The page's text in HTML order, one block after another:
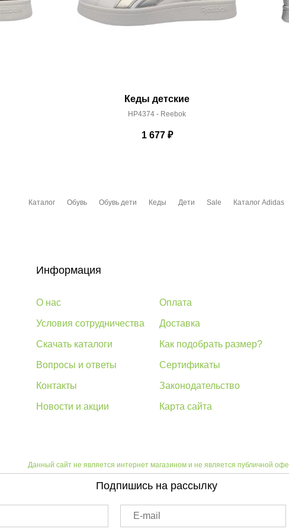
Кеды детские
HP4374 - Reebok
1 677₽
Каталог Обувь Обувь дети Кеды Дети Sale Каталог Adidas
Информация
О нас
Условия сотрудничества
Скачать каталоги
Вопросы и ответы
Контакты
Новости и акции
Оплата
Доставка
Как подобрать размер?
Сертификаты
Законодательство
Карта сайта
Данный сайт не является интернет магазином и не является публичной
Подпишись на рассылку
E-mail